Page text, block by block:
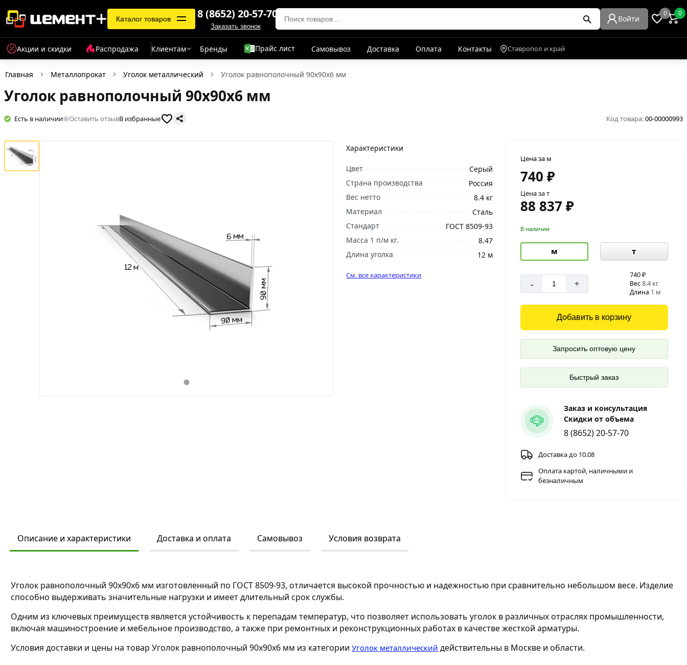
Каталог товаров 8 (8652) 20-57-70
Заказать звонок
Войти
0 0
Акции и скидки Распродажа Клиентам Бренды Прайс лист Самовывоз Доставка Оплата Контакты Ставропол и край
Главная Металлопрокат Уголок металлический Уголок равнополочный 90х90х6 мм
Уголок равнополочный 90х90х6 мм
Есть в наличии Оставить отзывВ избранные Код товара:00-00000993
Характеристики
Цвет
Серый
Страна производства
Россия
Вес нетто
8.4 кг
Материал
Сталь
Стандарт
ГОСТ 8509-93
Масса 1 п/м кг.
8.47
Длина уголка
12 м
См. все характеристики
Цена за м
740 ₽
Цена за т
88 837 ₽
В наличии
м т
- +
740 ₽
Вес8.4 кг
Длина 1 м
Добавить в корзину
Запросить оптовую цену
Быстрый заказ
Заказ и консультация
Скидки от объема
8 (8652) 20-57-70
Доставка до 10.08
Оплата картой, наличными и
безналичным
Описание и характеристики Доставка и оплата Самовывоз Условия возврата
Уголок равнополочный 90х90х6 мм изготовленный по ГОСТ 8509-93, отличается высокой прочностью и надежностью при сравнительно небольшом весе. Изделие
способно выдерживать значительные нагрузки и имеет длительный срок службы.
Одним из ключевых преимуществ является устойчивость к перепадам температур, что позволяет использовать уголок в различных отраслях промышленности,
включая машиностроение и мебельное производство, а также при ремонтных и реконструкционных работах в качестве жесткой арматуры.
Условия доставки и цены на товар Уголок равнополочный 90х90х6 мм из категорииУголок металлический действительны в Москве и области.